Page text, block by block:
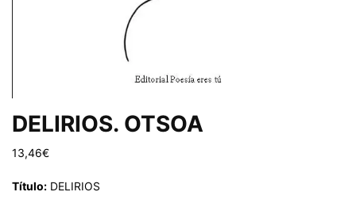
DELIRIOS. OTSOA
13,46€
Título: DELIRIOS